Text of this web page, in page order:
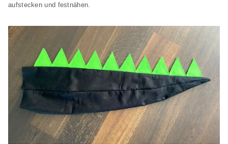
aufstecken und festnähen.